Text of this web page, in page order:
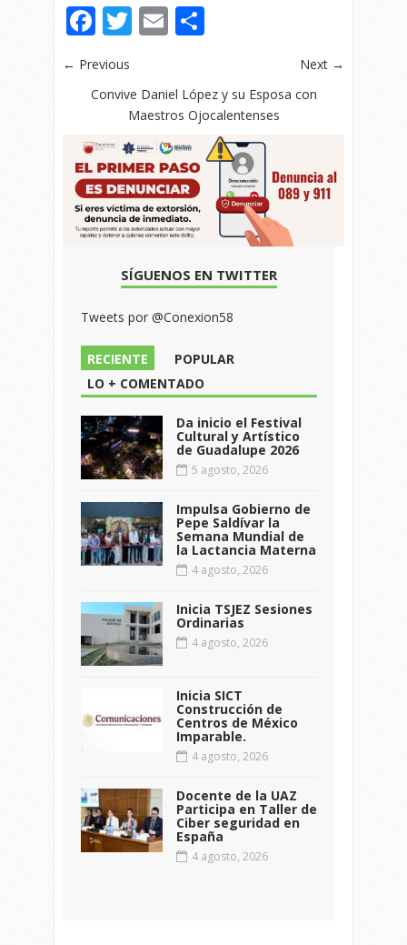
Facebook
Twitter
Email
← Previous
Next →
Convive Daniel López y su Esposa con
Maestros Ojocalentenses
SÍGUENOS EN TWITTER
Tweets por @Conexion58
RECIENTE
POPULAR
LO + COMENTADO
Da inicio el Festival
Cultural y Artístico
de Guadalupe 2026
5 agosto, 2026
Impulsa Gobierno de
Pepe Saldívar la
Semana Mundial de
la Lactancia Materna
4 agosto, 2026
Inicia TSJEZ Sesiones
Ordinarias
4 agosto, 2026
Inicia SICT
Construcción de
Centros de México
Imparable.
4 agosto, 2026
Docente de la UAZ
Participa en Taller de
Ciber seguridad en
España
4 agosto, 2026